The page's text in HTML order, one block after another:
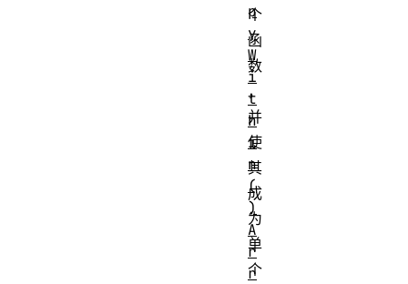
个
函
数
，
并
使
其
成
为
单
个
p
y
W
i
t
h
i
n
(
)
A
r
r